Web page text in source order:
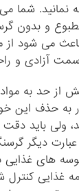
شما می
و بدون
می شود
آزادی و
از حد به مواد
به حذف این
ولی باید دقت
دیگر
های
غذایی